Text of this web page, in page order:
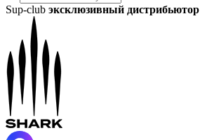
Sup-club эксклюзивный дистрибьютор